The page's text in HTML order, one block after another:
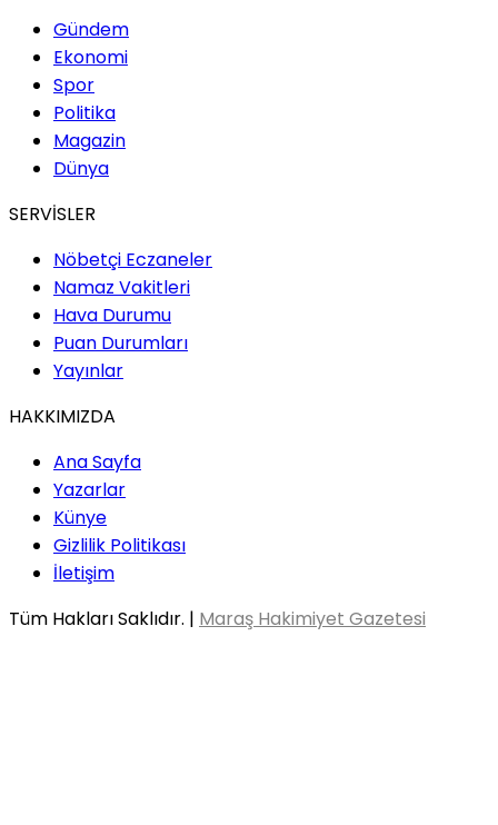
Gündem
Ekonomi
Spor
Politika
Magazin
Dünya
SERVİSLER
Nöbetçi Eczaneler
Namaz Vakitleri
Hava Durumu
Puan Durumları
Yayınlar
HAKKIMIZDA
Ana Sayfa
Yazarlar
Künye
Gizlilik Politikası
İletişim
Tüm Hakları Saklıdır. | Maraş Hakimiyet Gazetesi